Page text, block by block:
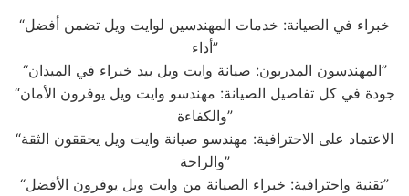
“خبراء في الصيانة: خدمات المهندسين لوايت ويل تضمن أفضل
أداء”
“المهندسون المدربون: صيانة وايت ويل بيد خبراء في الميدان”
“جودة في كل تفاصيل الصيانة: مهندسو وايت ويل يوفرون الأمان
والكفاءة”
“الاعتماد على الاحترافية: مهندسو صيانة وايت ويل يحققون الثقة
والراحة”
“تقنية واحترافية: خبراء الصيانة من وايت ويل يوفرون الأفضل”